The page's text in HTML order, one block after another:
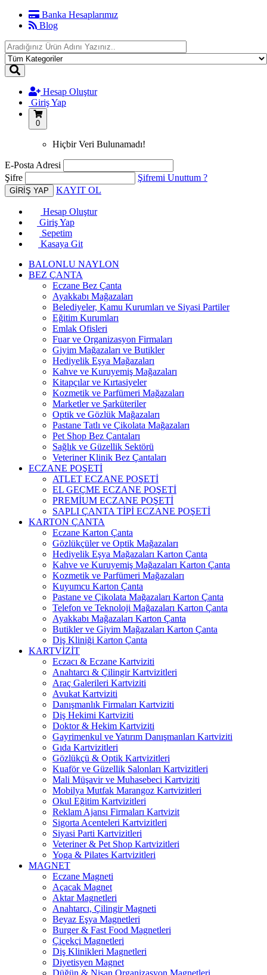
Banka Hesaplarımız
Blog
Hesap Oluştur
Giriş Yap
0
Hiçbir Veri Bulunamadı!
E-Posta Adresi
Şifre
Şifremi Unuttum ?
KAYIT OL
Hesap Oluştur
Giriş Yap
Sepetim
Kasaya Git
BALONLU NAYLON
BEZ ÇANTA
Eczane Bez Çanta
Ayakkabı Mağazaları
Belediyeler, Kamu Kurumları ve Siyasi Partiler
Eğitim Kurumları
Emlak Ofisleri
Fuar ve Organizasyon Firmaları
Giyim Mağazaları ve Butikler
Hediyelik Eşya Mağazaları
Kahve ve Kuruyemiş Mağazaları
Kitapçılar ve Kırtasiyeler
Kozmetik ve Parfümeri Mağazaları
Marketler ve Şarküteriler
Optik ve Gözlük Mağazaları
Pastane Tatlı ve Çikolata Mağazaları
Pet Shop Bez Çantaları
Sağlık ve Güzellik Sektörü
Veteriner Klinik Bez Çantaları
ECZANE POŞETİ
ATLET ECZANE POŞETİ
EL GEÇME ECZANE POŞETİ
PREMİUM ECZANE POŞETİ
SAPLI ÇANTA TİPİ ECZANE POŞETİ
KARTON ÇANTA
Eczane Karton Çanta
Gözlükçüler ve Optik Mağazaları
Hediyelik Eşya Mağazaları Karton Çanta
Kahve ve Kuruyemiş Mağazaları Karton Çanta
Kozmetik ve Parfümeri Mağazaları
Kuyumcu Karton Çanta
Pastane ve Çikolata Mağazaları Karton Çanta
Telefon ve Teknoloji Mağazaları Karton Çanta
Ayakkabı Mağazaları Karton Çanta
Butikler ve Giyim Mağazaları Karton Çanta
Diş Kliniği Karton Çanta
KARTVİZİT
Eczacı & Eczane Kartviziti
Anahtarcı & Çilingir Kartvizitleri
Araç Galerileri Kartviziti
Avukat Kartviziti
Danışmanlık Firmaları Kartviziti
Diş Hekimi Kartviziti
Doktor & Hekim Kartviziti
Gayrimenkul ve Yatırım Danışmanları Kartviziti
Gıda Kartvizitleri
Gözlükçü & Optik Kartvizitleri
Kuaför ve Güzellik Salonları Kartvizitleri
Mali Müşavir ve Muhasebeci Kartviziti
Mobilya Mutfak Marangoz Kartvizitleri
Okul Eğitim Kartvizitleri
Reklam Ajansı Firmaları Kartvizit
Sigorta Acenteleri Kartvizitleri
Siyasi Parti Kartvizitleri
Veteriner & Pet Shop Kartvizitleri
Yoga & Pilates Kartvizitleri
MAGNET
Eczane Magneti
Açacak Magnet
Aktar Magnetleri
Anahtarcı, Çilingir Magneti
Beyaz Eşya Magnetleri
Burger & Fast Food Magnetleri
Çiçekçi Magnetleri
Diş Klinikleri Magnetleri
Diyetisyen Magnet
Düğün & Nişan Organizasyon Magnetleri